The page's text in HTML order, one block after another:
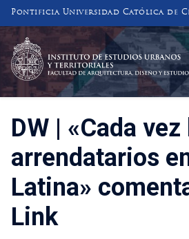
Pontificia Universidad Católica de
INSTITUTO DE
Y TERRITORIALES
FACULTAD DE ARQUITECTURA,
DW | «Cada
arrendatarios
Latina»
Link